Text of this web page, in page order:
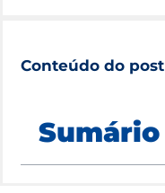
Conteúdo do post
Sumário